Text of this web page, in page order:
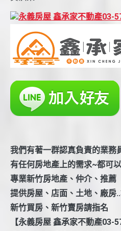
永義房屋 鑫承家不動產03-
我們有著一群認真負責的業務
有任何房地產上的需求~都可
專業新竹房地產、仲介、推薦
提供房屋、店面、土地、廠房
新竹買房、新竹賣房請指名
【永義房屋 鑫承家不動產03-